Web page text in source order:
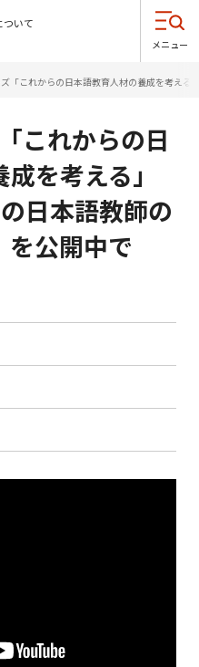
ついて
メニュー
ズ「これからの日本語教育人材の養成を考え
これからの日
を考える」
日本語教師の
を公開中で